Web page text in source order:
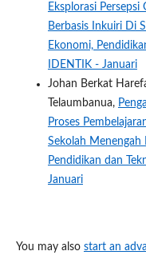
Eksplorasi
Berbasis Inkuiri Di
Ekonomi,
IDENTIK - Januari
Johan Berkat
Telaumbanua,
Proses
Sekolah Menengah
Pendidikan dan
Januari
You may also start an